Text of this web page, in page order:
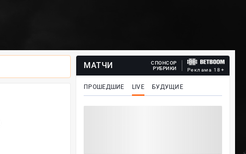
МАТЧИ
СПОНСОР
РУБРИКИ
Реклама 18+
ПРОШЕДШИЕ LIVE БУДУЩИЕ